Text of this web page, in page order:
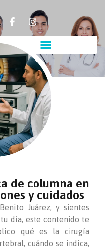
de columna en
y cuidados
Juárez, y sientes
día, este contenido te
qué es la cirugía
cuándo se indica,